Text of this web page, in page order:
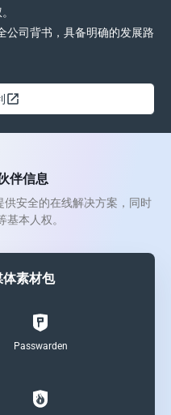
公司背书，具备明确的发展路
伴信息
供安全的在线解决方案，同时
基本人权。
素材包
Passwarden